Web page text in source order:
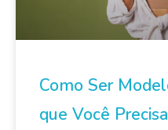
Como Ser
que Você